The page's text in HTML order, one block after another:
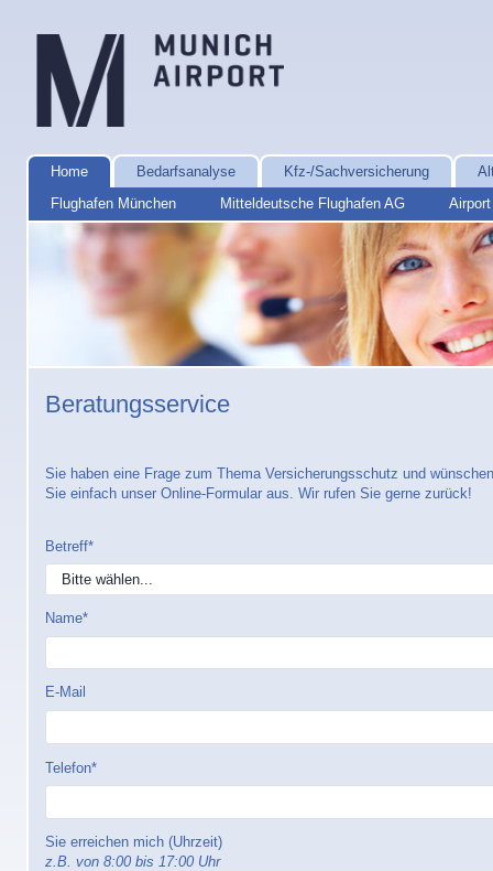
Home
Flughafen München
Mitteldeutsche Flughafen AG
Bedarfsanalyse Kfz-/Sachversicherung
Beratungsservice
Sie haben eine Frage zum Thema Versicherungsschutz und
Sie einfach unser Online-Formular aus. Wir rufen Sie gerne zurück!
Betreff*
Name*
E-Mail
Email bestätigen
Telefon*
Sie erreichen mich (Uhrzeit)
z.B. von 8:00 bis 17:00 Uhr